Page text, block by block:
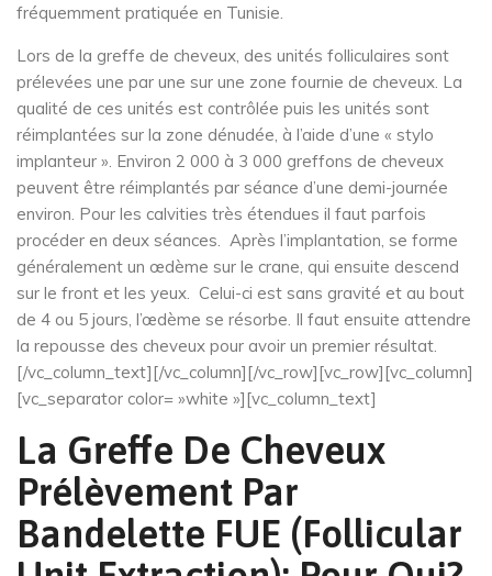
fréquemment pratiquée en Tunisie.
Lors de la greffe de cheveux, des unités folliculaires sont
prélevées une par une sur une zone fournie de cheveux. La
qualité de ces unités est contrôlée puis les unités sont
réimplantées sur la zone dénudée, à l’aide d’une « stylo
implanteur ». Environ 2 000 à 3 000 greffons de cheveux
peuvent être réimplantés par séance d’une demi-journée
environ. Pour les calvities très étendues il faut parfois
procéder en deux séances. Après l’implantation, se forme
généralement un œdème sur le crane, qui ensuite descend
sur le front et les yeux. Celui-ci est sans gravité et au bout
de 4 ou 5 jours, l’œdème se résorbe. Il faut ensuite attendre
la repousse des cheveux pour avoir un premier résultat.
[/vc_column_text][/vc_column][/vc_row][vc_row][vc_column]
[vc_separator color= »white »][vc_column_text]
La Greffe De Cheveux
Prélèvement Par
Bandelette FUE (Follicular